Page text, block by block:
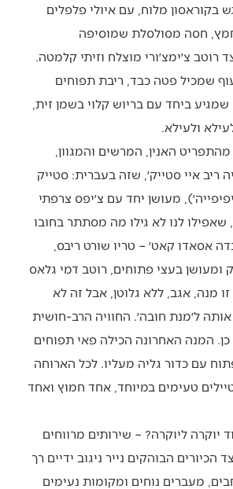
בקוראסון מלוח, עם איולי פלפלים
חסה מסולסלת שמוסיפה
רוטב צ׳ימצ׳ורי מוצלח וזיתי קלמטה.
שמכיל פטה כבד, ריבת תפוחים
ביחד עם בריוש קלוי בשמן זית,
ולעילא.
האנין, המרשים והמגוון,
ריב איי סטייק׳, שזה בעברית: סטייק
מעושן יחד עם צ׳יפס צרפתי
שאפילו לנו לא גילו מה מסתתר בחובו
אסאדו קאט׳ – טריו שורט ריבס,
ומעושן בעצי פתוחים, רוטב דמי גלאס
זו מנה, אגב, ללא גלוטן, אבל זה לא
ל׳מנת חובה׳. החוויה הרב-חושית
המנה האחרונה הכילה פאי תפוחים
עם כדור גליה מעליו. לכל הארוחה
טעימים במיוחד, אחד חמוץ ואחד
יוקרה ליוקרה? – שירותים מרווחים
הכיורים הבוהקים נייר ניגוב ידיים רך
מעברים נוחים ומקומות נעימים